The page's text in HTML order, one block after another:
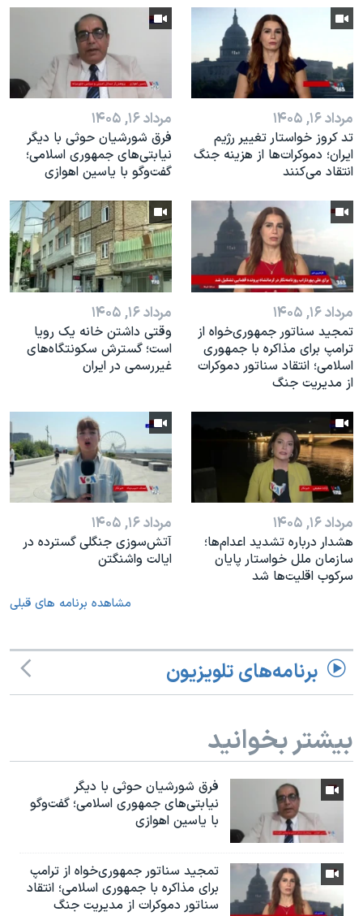
نرگس محمدی برنده جایزه نوبل صلح
همایش محافظه‌کاران آمریکا «سی‌پک»
صفحه‌های ویژه
سفر پرزیدنت ترامپ به چینمرداد ۱۶, ۱۴۰۵
تد کروز خواستار تغییر رژیم
ایران؛ دموکرات‌ها از هزینه جنگ
انتقاد می‌کنند
مرداد ۱۶, ۱۴۰۵
فرق شورشیان حوثی با دیگر
نیابتی‌های جمهوری اسلامی؛
گفت‌وگو با یاسین اهوازی
مرداد ۱۶, ۱۴۰۵
تمجید سناتور جمهوری‌خواه از
ترامپ برای مذاکره با جمهوری
اسلامی؛ انتقاد سناتور دموکرات
از مدیریت جنگ
مرداد ۱۶, ۱۴۰۵
وقتی داشتن خانه یک رویا
است؛ گسترش سکونتگاه‌های
غیررسمی در ایران
مرداد ۱۶, ۱۴۰۵
هشدار درباره تشدید اعدام‌ها؛
سازمان ملل خواستار پایان
سرکوب اقلیت‌ها شد
مرداد ۱۶, ۱۴۰۵
آتش‌سوزی جنگلی گسترده در
ایالت واشنگتن
مشاهده برنامه های قبلی
برنامه‌های تلویزیون
بیشتر بخوانید
فرق شورشیان حوثی با دیگر
نیابتی‌های جمهوری اسلامی؛ گفت‌وگو
با یاسین اهوازی
تمجید سناتور جمهوری‌خواه از ترامپ
برای مذاکره با جمهوری اسلامی؛ انتقاد
سناتور دموکرات از مدیریت جنگ